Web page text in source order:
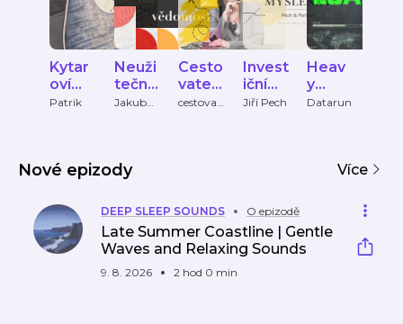
Kytar
oví
veliká
Patrik
Neuži
tečné
vědo
Jakub
Cesto
vatels
ký
cestovat
Invest
iční
myšle
Jiří Pech
Heav
y
Load
Datarun
Nové epizody Více
DEEP SLEEP SOUNDS O epizodě
Late Summer Coastline | Gentle
Waves and Relaxing Sounds
9. 8. 2026 2 hod 0 min